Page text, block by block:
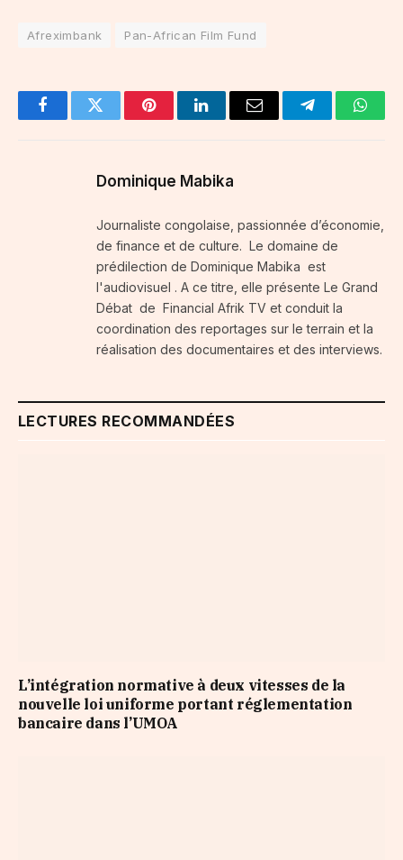
Afreximbank Pan-African Film Fund
FacebookTwitter PinterestLinkedInEmail Telegram
Dominique Mabika
Journaliste congolaise, passionnée d’économie,
de finance et de culture. Le domaine de
prédilection de Dominique Mabika est
l'audiovisuel . A ce titre, elle présente Le Grand
Débat de Financial Afrik TV et conduit la
coordination des reportages sur le terrain et la
réalisation des documentaires et des interviews.
LECTURES RECOMMANDÉES
L’intégration normative à deux vitesses de la
nouvelle loi uniforme portant réglementation
bancaire dans l’UMOA